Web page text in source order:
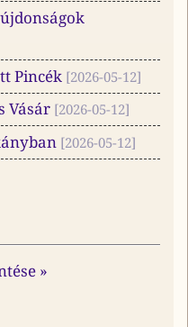
Pincék 2026-05-12
Vásár 2026-05-12
2026-05-12
»